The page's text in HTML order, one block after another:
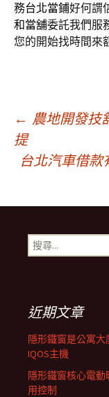
務台北當鋪好何謂
和當舖委託我們服
您的開始找時間來
文
章
導
覽
← 農地開發技
提
台北汽車借
搜
尋
近期文章
隱形鐵窗是公寓大
IQOS主機
隱形鐵窗核心電
用控制